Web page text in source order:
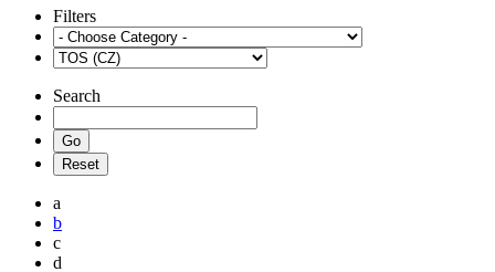
Filters
Search
a
b
c
d